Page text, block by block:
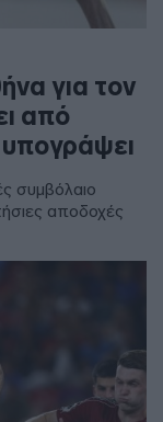
για τον
από
υπογράψει
συμβόλαιο
αποδοχές